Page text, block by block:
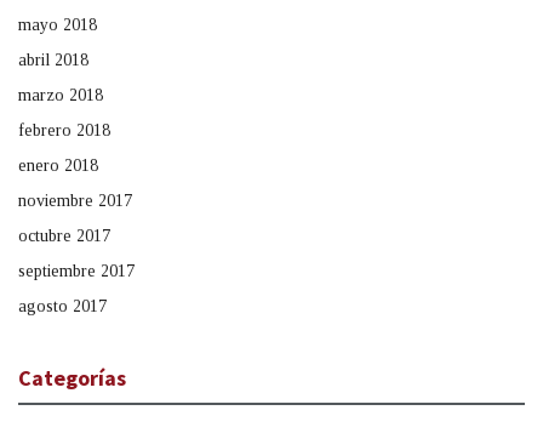
mayo 2018
abril 2018
marzo 2018
febrero 2018
enero 2018
noviembre 2017
octubre 2017
septiembre 2017
agosto 2017
Categorías